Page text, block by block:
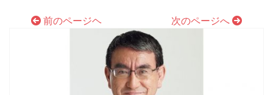
前のページヘ 次のページへ